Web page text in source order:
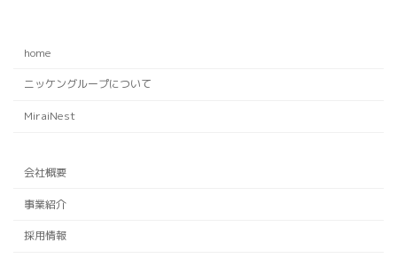
home
ニッケングループについて
MiraiNest
会社概要
事業紹介
採用情報